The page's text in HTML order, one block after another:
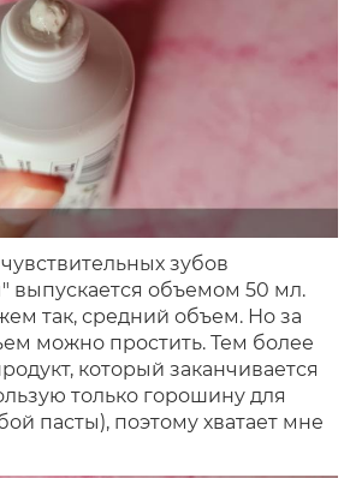
зубов
выпускается объемом 50 мл.
так, средний объем. Но за
можно простить. Тем более
который заканчивается
только горошину для
пасты), поэтому хватает мне